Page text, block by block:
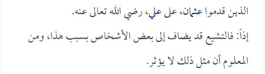
الذين قدمواعثمان، علىعلي، رضي الله تعالى عنه.
إذاً: فالتشيع قد يضاف إلى بعض الأشخاص بسبب هذا، ومن
المعلوم أن مثل ذلك لا يؤثر.